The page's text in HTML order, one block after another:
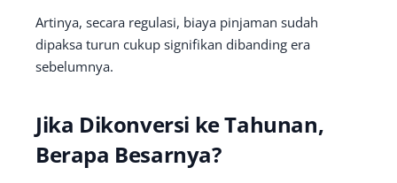
Artinya, secara regulasi, biaya pinjaman sudah
dipaksa turun cukup signifikan dibanding era
sebelumnya.
Jika Dikonversi ke Tahunan,
Berapa Besarnya?